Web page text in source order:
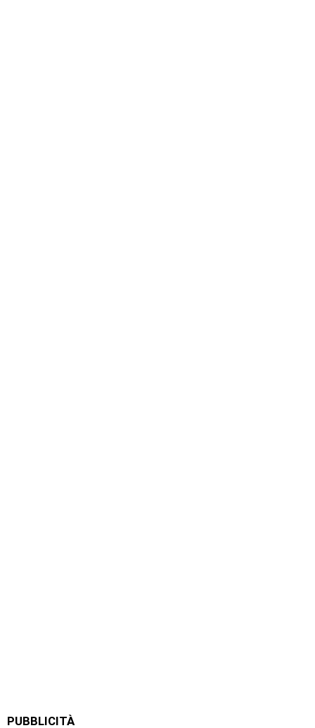
PUBBLICITÀ